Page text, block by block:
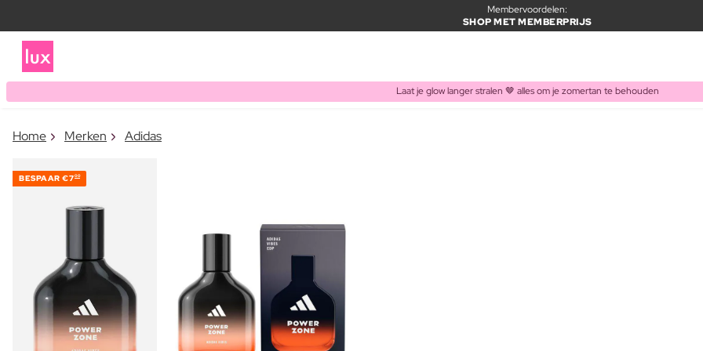
Membervoordelen:
SHOP MET MEMBERPRIJS
Laat je glow langer stralen 🤎 alles om je zomertan te behouden
Home Merken Adidas
BESPAAR €700